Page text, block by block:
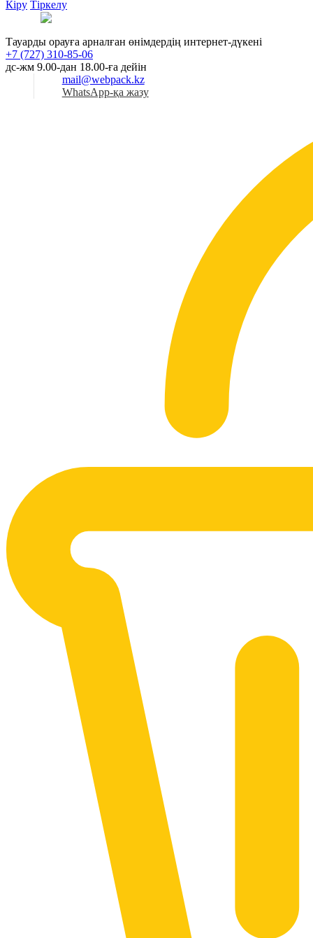
Кіру Тіркелу
Тауарды орауға арналған өнімдердің интернет-дүкені
+7 (727) 310-85-06
дс-жм 9.00-дан 18.00-ға дейін
mail@webpack.kz
WhatsApp-қа жазу